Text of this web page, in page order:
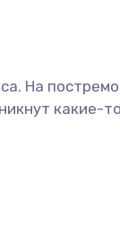
На
какие-